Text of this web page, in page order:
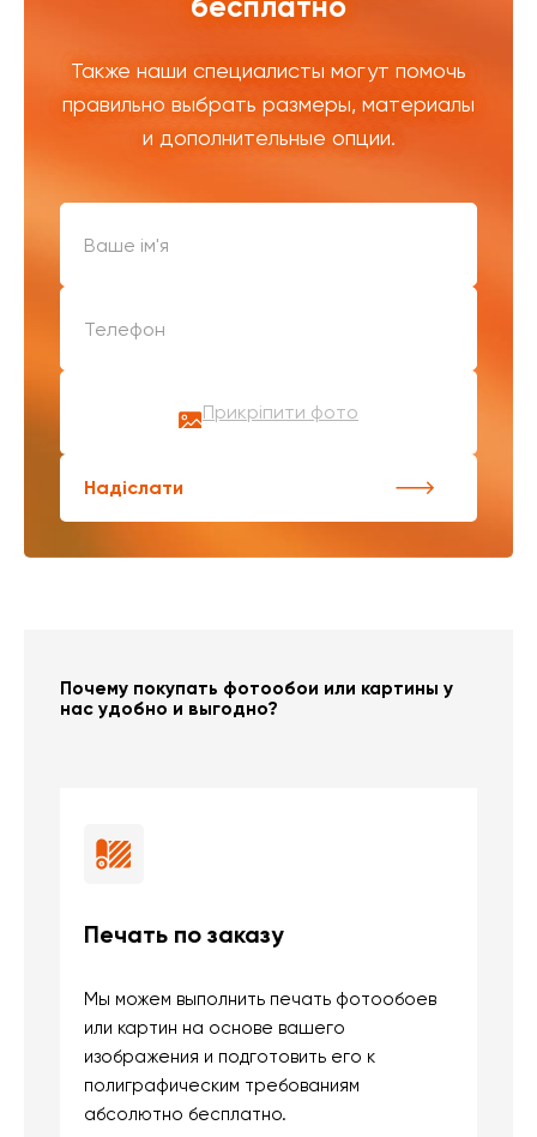
Также наши специалисты могут помочь
правильно выбрать размеры, материалы
и дополнительные опции.
Прикріпити фото
Надіслати
Почему покупать фотообои или картины у
нас удобно и выгодно?
Печать по заказу
Мы можем выполнить печать фотообоев
или картин на основе вашего
изображения и подготовить его к
полиграфическим требованиям
абсолютно бесплатно.